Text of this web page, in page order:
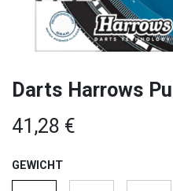
Darts Harrows
41,28 €
GEWICHT